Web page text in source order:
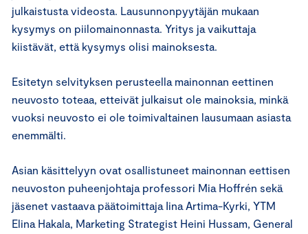
julkaistusta videosta. Lausunnonpyytäjän mukaan
kysymys on piilomainonnasta. Yritys ja vaikuttaja
kiistävät, että kysymys olisi mainoksesta.
Esitetyn selvityksen perusteella mainonnan eettinen
neuvosto toteaa, etteivät julkaisut ole mainoksia, minkä
vuoksi neuvosto ei ole toimivaltainen lausumaan asiasta
enemmälti.
Asian käsittelyyn ovat osallistuneet mainonnan eettisen
neuvoston puheenjohtaja professori Mia Hoffrén sekä
jäsenet vastaava päätoimittaja Iina Artima-Kyrki, YTM
Elina Hakala, Marketing Strategist Heini Hussam, General